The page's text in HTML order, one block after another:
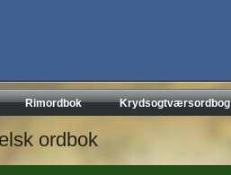
Rimordbok Krydsogtværsordbog
ordbok